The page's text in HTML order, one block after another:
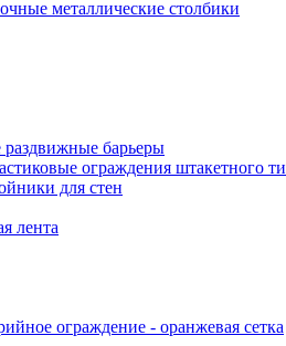
металлические столбики
барьеры
ограждения штакетного
для стен
лента
ограждение - оранжевая сетка